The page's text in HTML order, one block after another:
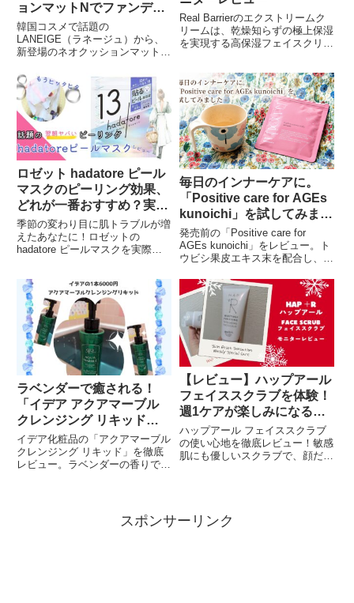
ョンマットNでファンデが
密着美肌へ
韓国コスメで話題の
LANEIGE（ラネージュ）から、
新登場のネオクッションマットN
密着、長時間不安になりにくい美
肌が続くクッションファンデ。
敏感肌にも優しい処方で、自然な
マット肌を取り置き。Qoo10や楽
天、Amazonで購入可能！
Real Barrierのエクストリームク
リームは、乾燥知らずの極上保湿
を実現する高保湿フェイスクリー
リプルセラミドが肌を守ります。
実際に使ってみた感想をレポー
ト！
ロゼット hadatore ピール
マスクのピーリング効果、
どれが一番おすすめ？実際
に試してみた！
季節の変わり目に肌トラブルが増
えたあなたに！ロゼットの
hadatore ピールマスクを実際に
ツル肌を実現！
毎日のインナーケアに。
「Positive care for AGEs
kunoichi」を試してみまし
た
発売前の「Positive care for
AGEs kunoichi」をレビュー。ト
ウビシ果皮エキス末を配合し、
たインナーケアサプリの飲みやす
さや第一印象を紹介します。
ラベンダーで癒される！
「イデア アクアマーブル
クレンジング リキッド」
体験談
イデア化粧品の「アクアマーブル
クレンジング リキッド」を徹底
レビュー。ラベンダーの香りでリ
も優しく、ヒアルロン酸配合でつ
っぱらず潤いが持続します。忙し
【レビュー】ハップアール
フェイススクラブを体験！
週1ケアが楽しみになるそ
の魅力とは？
ハップアール フェイススクラブ
の使い心地を徹底レビュー！敏感
肌にも優しいスクラブで、顔だけ
ケージデザインもおしゃれで、ギ
フトにも最適です。
スポンサーリンク